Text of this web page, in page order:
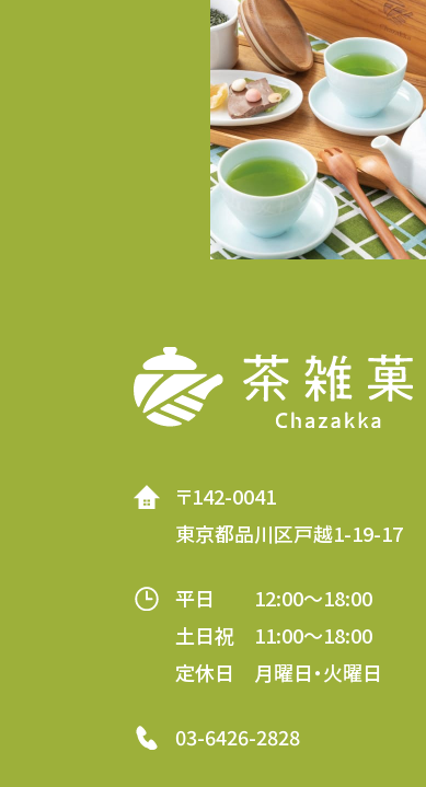
〒142-0041
東京都品川区戸越1-19-17
平日 12:00～18:00
土日祝 11:00～18:00
定休日 月曜日・火曜日
03-6426-2828